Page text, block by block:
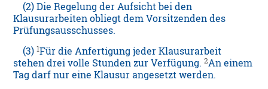
(2) Die Regelung der Aufsicht bei den
Klausurarbeiten obliegt dem Vorsitzenden des
Prüfungsausschusses.
(3)1Für die Anfertigung jeder Klausurarbeit
stehen drei volle Stunden zur Verfügung.2An einem
Tag darf nur eine Klausur angesetzt werden.